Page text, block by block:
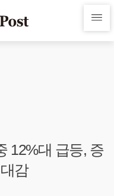
12%대 급등, 증
감